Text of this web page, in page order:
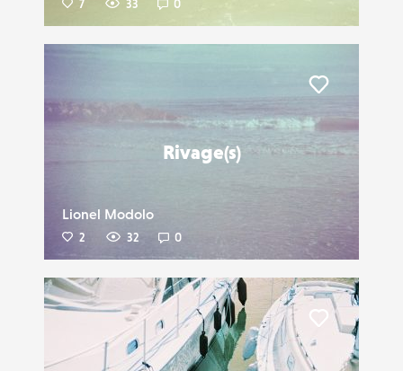
7 33 0
Rivage(s)
Lionel Modolo
2 32 0
Liker